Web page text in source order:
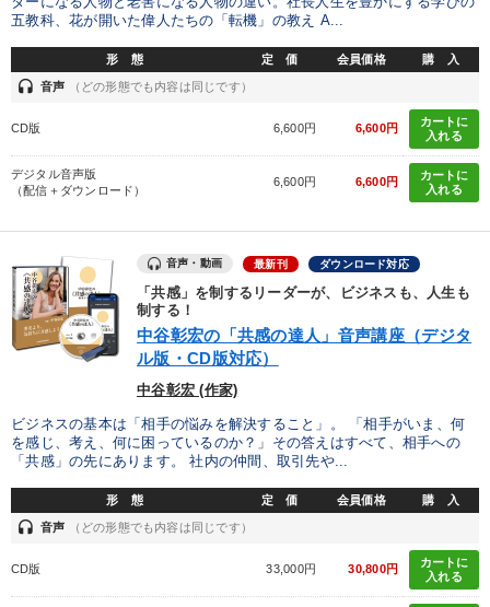
五教科、花が開いた偉人たちの「転機」の教え A...
形 態 定 価 会員価格 購 入
headset 音声 （どの形態でも内容は同じです）
CD版 6,600円 6,600円
カートに
入れる
デジタル音声版
（配信＋ダウンロード）
6,600円 6,600円
カートに
入れる
音声・動画 最新刊 ダウンロード対応
「共感」を制するリーダーが、ビジネスも、人生も
制する！
中谷彰宏の「共感の達人」音声講座（デジタ
ル版・CD版対応）
中谷彰宏 (作家)
ビジネスの基本は「相手の悩みを解決すること」。 「相手がいま、何
を感じ、考え、何に困っているのか？」その答えはすべて、相手への
「共感」の先にあります。 社内の仲間、取引先や...
形 態 定 価 会員価格 購 入
headset 音声 （どの形態でも内容は同じです）
CD版 33,000円 30,800円
カートに
入れる